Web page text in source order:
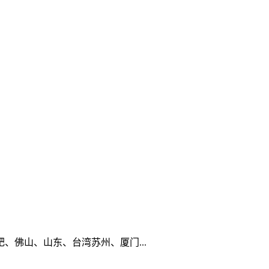
佛山、山东、台湾苏州、厦门...